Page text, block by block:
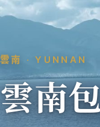
內
雲南 ‧ YUNNAN
雲南